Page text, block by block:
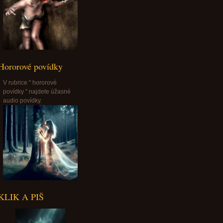
povídky
V rubrice " hororové
povídky " najdete úžasné
audio povídky.
A PIŠ